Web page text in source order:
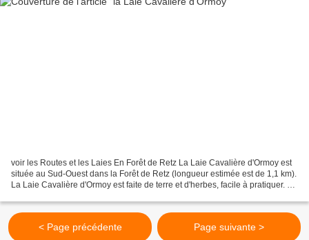
voir les Routes et les Laies En Forêt de Retz La Laie Cavalière d'Ormoy est
située au Sud-Ouest dans la Forêt de Retz (longueur estimée est de 1,1 km).
La Laie Cavalière d'Ormoy est faite de terre et d'herbes, facile à pratiquer. La
< Page précédente Page suivante >